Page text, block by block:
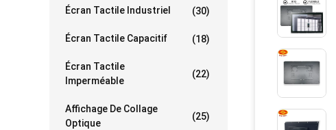
Écran Tactile Industriel (30)
Écran Tactile Capacitif (18)
Écran Tactile
Imperméable
(22)
Affichage De Collage
Optique
(25)